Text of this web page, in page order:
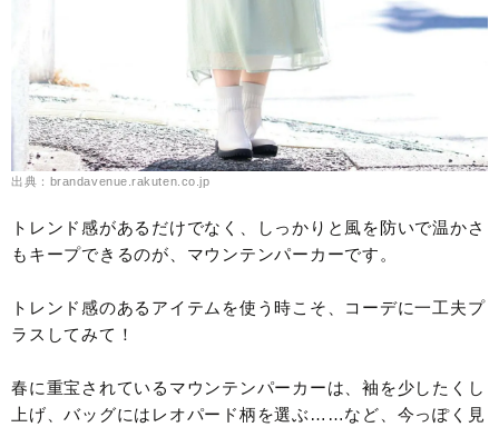
出典：brandavenue.rakuten.co.jp
トレンド感があるだけでなく、しっかりと風を防いで温かさ
もキープできるのが、マウンテンパーカーです。
トレンド感のあるアイテムを使う時こそ、コーデに一工夫プ
ラスしてみて！
春に重宝されているマウンテンパーカーは、袖を少したくし
上げ、バッグにはレオパード柄を選ぶ……など、今っぽく見